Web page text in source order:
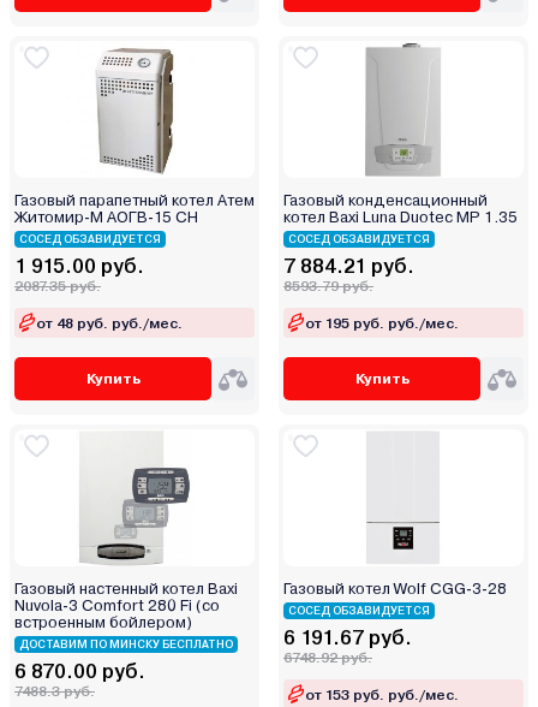
Viadrus
Viessmann
Warmtech
Wespe Heizung
Wolf
Zerten
Zota
Атем-Франк
Кировский завод
Китай
Мимакс
Мозырьсельмаш
НМК
ООО "БелКомин"
Очаг
Ратон
Ресанта
Газовый парапетный котел Атем
Житомир-М АОГВ-15 СН
СОСЕД ОБЗАВИДУЕТСЯ
1 915.00 руб.
2087.35 руб.
от 48 руб. руб./мес.
Купить
Газовый конденсационный
котел Baxi Luna Duotec MP 1.35
СОСЕД ОБЗАВИДУЕТСЯ
7 884.21 руб.
8593.79 руб.
от 195 руб. руб./мес.
Купить
Газовый настенный котел Baxi
Nuvola-3 Comfort 280 Fi (со
встроенным бойлером)
ДОСТАВИМ ПО МИНСКУ БЕСПЛАТНО
6 870.00 руб.
7488.3 руб.
Газовый котел Wolf CGG-3-28
СОСЕД ОБЗАВИДУЕТСЯ
6 191.67 руб.
6748.92 руб.
от 153 руб. руб./мес.